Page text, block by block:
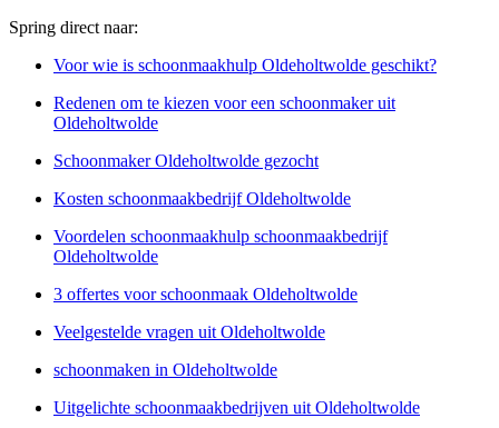
Spring direct naar:
Voor wie is schoonmaakhulp Oldeholtwolde geschikt?
Redenen om te kiezen voor een schoonmaker uit
Oldeholtwolde
Schoonmaker Oldeholtwolde gezocht
Kosten schoonmaakbedrijf Oldeholtwolde
Voordelen schoonmaakhulp schoonmaakbedrijf
Oldeholtwolde
3 offertes voor schoonmaak Oldeholtwolde
Veelgestelde vragen uit Oldeholtwolde
schoonmaken in Oldeholtwolde
Uitgelichte schoonmaakbedrijven uit Oldeholtwolde